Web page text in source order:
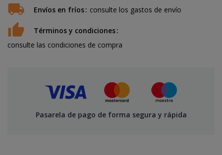
Envíos en fríos consulte los gastos de envío
Términos y condiciones
consulte las condiciones de compra
Pasarela de pago de forma segura y rápida